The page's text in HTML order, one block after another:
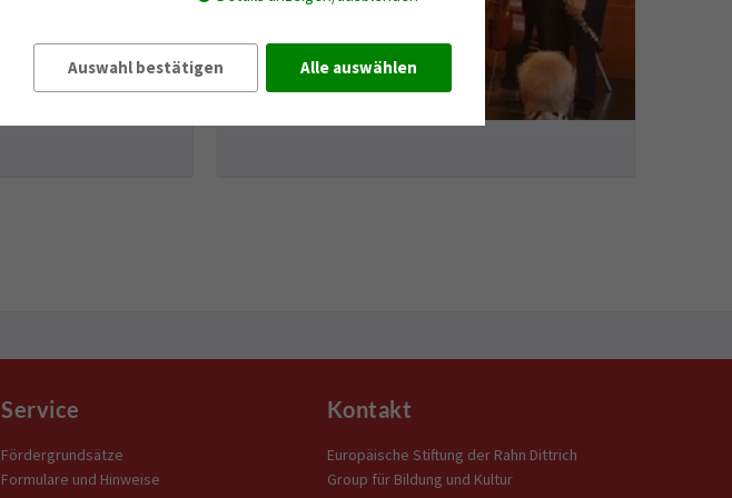
Service
Fördergrundsätze
Formulare und Hinweise
Kontakt
Europäische Stiftung der Rahn Dittrich
Group für Bildung und Kultur
Auswahl bestätigen Alle auswählen